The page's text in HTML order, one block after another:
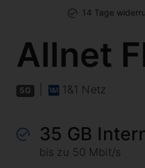
14 Tage
Allnet
5G 1&1 Netz
35 GB
bis zu 50 Mbit/s